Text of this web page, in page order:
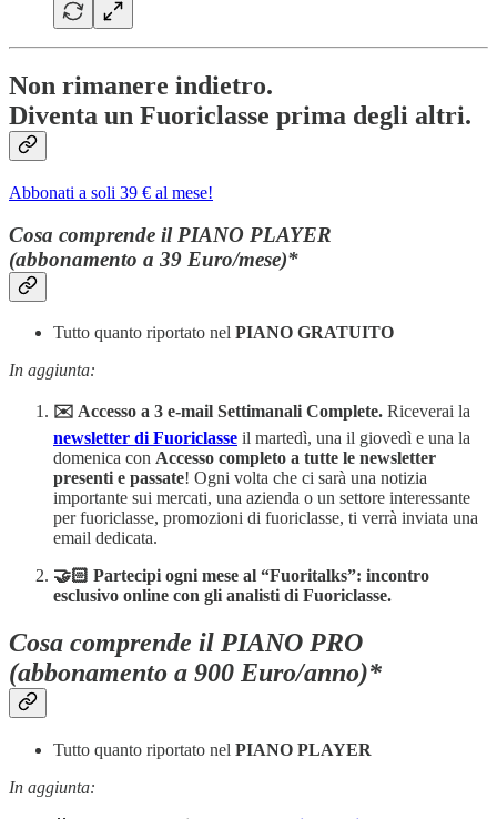
Non rimanere indietro.
Diventa un Fuoriclasse prima degli altri.
Abbonati a soli 39 € al mese!
Cosa comprende il PIANO PLAYER
(abbonamento a 39 Euro/mese)*
Tutto quanto riportato nel PIANO GRATUITO
In aggiunta:
✉️ Accesso a 3 e-mail Settimanali Complete. Riceverai la
newsletter di Fuoriclasse il martedì, una il giovedì e una la
domenica con Accesso completo a tutte le newsletter
presenti e passate! Ogni volta che ci sarà una notizia
importante sui mercati, una azienda o un settore interessante
per fuoriclasse, promozioni di fuoriclasse, ti verrà inviata una
email dedicata.
🤝🏻 Partecipi ogni mese al “Fuoritalks”: incontro
esclusivo online con gli analisti di Fuoriclasse.
Cosa comprende il PIANO PRO
(abbonamento a 900 Euro/anno)*
Tutto quanto riportato nel PIANO PLAYER
In aggiunta: